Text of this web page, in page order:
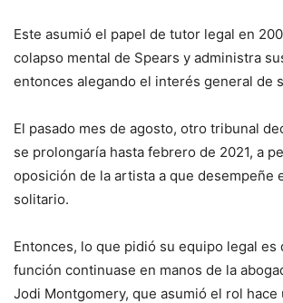
Este asumió el papel de tutor legal en
colapso mental de Spears y administra
entonces alegando el interés general de
El pasado mes de agosto, otro tribunal
se prolongaría hasta febrero de 2021, a
oposición de la artista a que desempeñe
solitario.
Entonces, lo que pidió su equipo legal es
función continuase en manos de la
Jodi Montgomery, que asumió el rol hace